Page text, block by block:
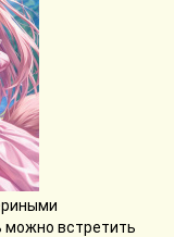
можно встретить